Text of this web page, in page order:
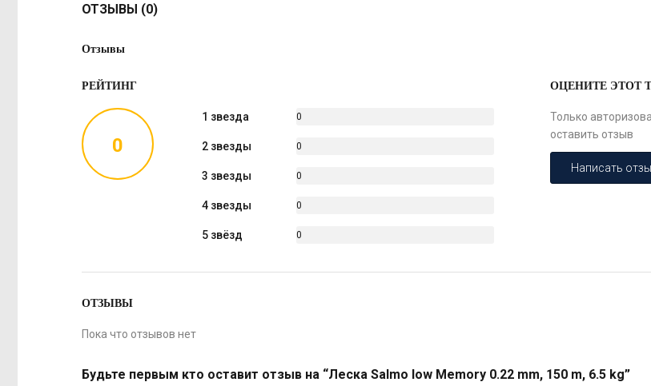
ОТЗЫВЫ (0)
Отзывы
РЕЙТИНГ
0
1 звезда
0
2 звезды
0
3 звезды
0
4 звезды
0
5 звёзд
0
ОЦЕНИТЕ ЭТОТ
Только
оставить отзыв
Написать
ОТЗЫВЫ
Пока что отзывов нет
Будьте первым кто оставит отзыв на “Леска Salmo low Memory 0.22 mm, 150 m, 6.5 kg”